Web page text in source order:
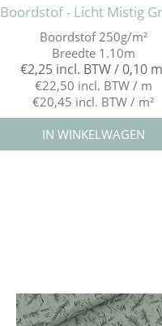
Boordstof - Licht Mistig
Boordstof 250g/m²
Breedte 1.10m
€2,25 incl. BTW / 0,10 m
€22,50 incl. BTW / m
€20,45 incl. BTW / m²